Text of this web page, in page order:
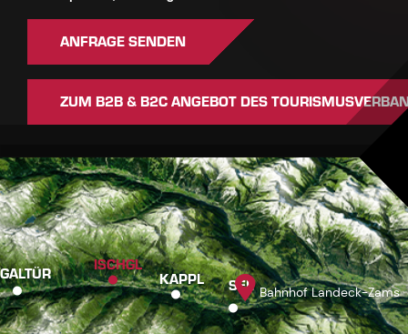
ANFRAGE SENDEN
ZUM B2B & B2C ANGEBOT DES
GALTÜR ISCHGL
KAPPL SEE Bahnhof Landeck-Zams